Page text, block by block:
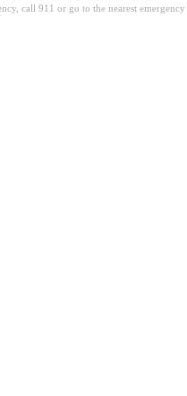
call 911 or go to the nearest emergency